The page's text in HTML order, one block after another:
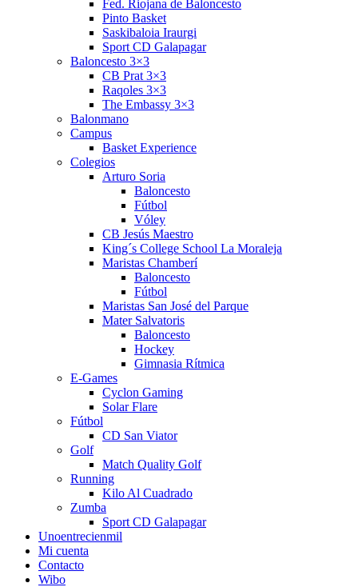
Fed. Riojana de Baloncesto
Pinto Basket
Saskibaloia Iraurgi
Sport CD Galapagar
Baloncesto 3×3
CB Prat 3×3
Raqoles 3×3
The Embassy 3×3
Balonmano
Campus
Basket Experience
Colegios
Arturo Soria
Baloncesto
Fútbol
Vóley
CB Jesús Maestro
King´s College School La Moraleja
Maristas Chamberí
Baloncesto
Fútbol
Maristas San José del Parque
Mater Salvatoris
Baloncesto
Hockey
Gimnasia Rítmica
E-Games
Cyclon Gaming
Solar Flare
Fútbol
CD San Viator
Golf
Match Quality Golf
Running
Kilo Al Cuadrado
Zumba
Sport CD Galapagar
Unoentrecienmil
Mi cuenta
Contacto
Wibo